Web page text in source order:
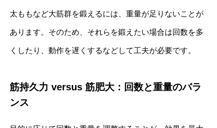
太ももなど大筋群を鍛えるには、重量が足りないことが
あります。そのため、それらを鍛えたい場合は回数を多
くしたり、動作を遅くするなどして工夫が必要です。
筋持久力 versus 筋肥大：回数と重量のバラ
ンス